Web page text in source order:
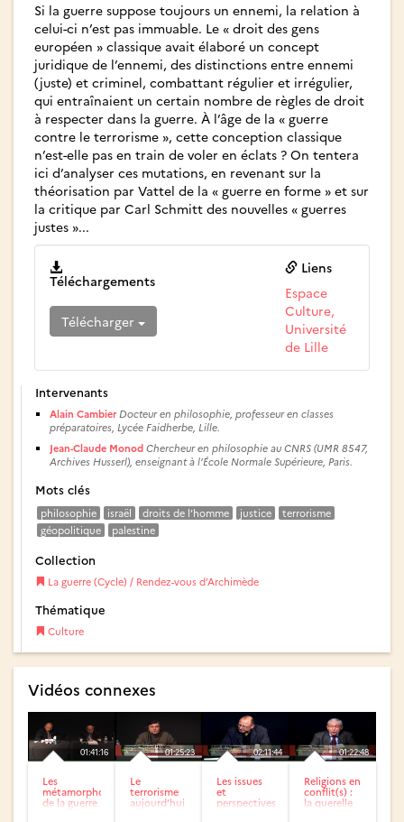
Si la guerre suppose toujours un ennemi, la relation à
celui-ci n’est pas immuable. Le « droit des gens
européen » classique avait élaboré un concept
juridique de l’ennemi, des distinctions entre ennemi
(juste) et criminel, combattant régulier et irrégulier,
qui entraînaient un certain nombre de règles de droit
à respecter dans la guerre. À l’âge de la « guerre
contre le terrorisme », cette conception classique
n’est-elle pas en train de voler en éclats ? On tentera
ici d’analyser ces mutations, en revenant sur la
théorisation par Vattel de la « guerre en forme » et sur
la critique par Carl Schmitt des nouvelles « guerres
justes »...
Téléchargements
Télécharger
Liens
Espace
Culture,
Université
de Lille
Intervenants
Alain Cambier Docteur en philosophie, professeur en classes
préparatoires, Lycée Faidherbe, Lille.
Jean-Claude Monod Chercheur en philosophie au CNRS (UMR 8547,
Archives Husserl), enseignant à l’École Normale Supérieure, Paris.
Mots clés
philosophie israël droits de l’homme justice
terrorisme
géopolitique
palestine
Collection
La guerre (Cycle) / Rendez-vous d’Archimède
Thématique
Culture
Vidéos connexes
01:41:16
Les
métamorphoses
de la guerre
01:25:23
Le
terrorisme
aujourd’hui
02:11:44
Les issues
et
perspectives,
01:22:48
Religions en
conflit(s) :
la querelle